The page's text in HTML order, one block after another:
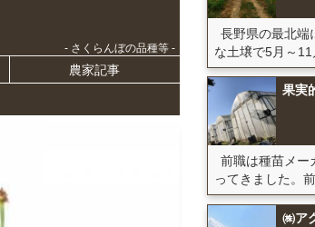
- さくらんぼの品種等 -
農家記事
長野県の最北端
な土壌で5月～11
果実
前職は種苗メー
ってきました。
㈱ア